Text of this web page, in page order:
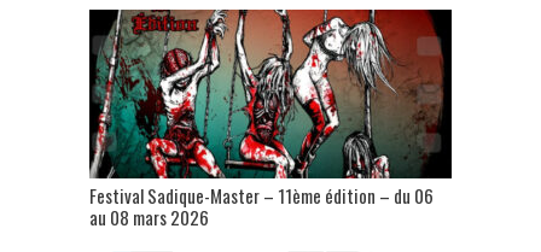
Festival Sadique-Master – 11ème édition – du 06
au 08 mars 2026